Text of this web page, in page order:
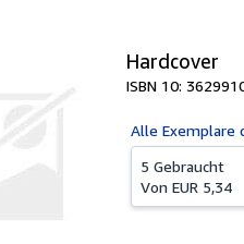
Hardcover
ISBN 10:
Alle Exemplare
5 Gebraucht
Von EUR 5,34